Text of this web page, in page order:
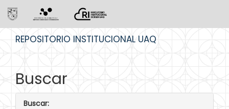
REPOSITORIO INSTITUCIONAL UAQ
Buscar
Buscar: